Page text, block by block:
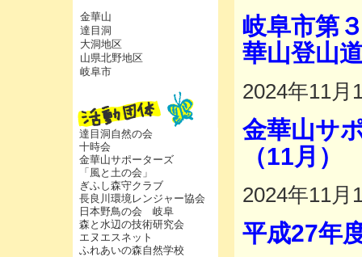
金華山
達目洞
大洞地区
山県北野地区
岐阜市
達目洞自然の会
十時会
金華山サポーターズ
「風と土の会」
ぎふし森守クラブ
長良川環境レンジャー協会
日本野鳥の会 岐阜
森と水辺の技術研究会
エヌエスネット
ふれあいの森自然学校
岐阜市第
華山登山
2024年11月
金華山サ
（11月）
2024年11月
平成27年